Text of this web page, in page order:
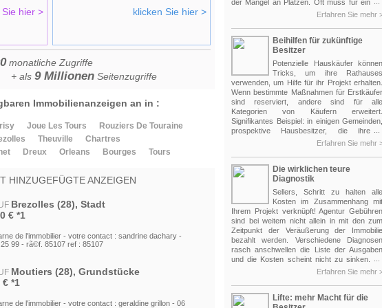
Sie hier > klicken Sie hier >
monatliche Zugriffe
+ als 9 Millionen Seitenzugriffe
Immobilienanzeigen an in :
Joue Les Tours
Rouziers De Touraine
Theuville
Chartres
Dreux Orleans Bourges Tours
HINZUGEFÜGTE ANZEIGEN
€ *1
Joue Les Tours (37), 3-Zimmer-
de l'immobilier - votre contact : corinne teissie - 06
02 - rã©f. 85230 ref : 85230
Allonnes (28), Stadt
€ *1
- rã©f. 85174 ref : 85174
Brezolles (28), Stadt
€ *1
de l'immobilier - votre contact : sandrine dachary -
99 - rã©f. 85107 ref : 85107
Moutiers (28), Grundstücke
€ *1
de l'immobilier - votre contact : geraldine grillon - 06
der Mangel an Plätzen. Oft muss für ein
paar Stellen zu regeln, schnell durch die
hinaus gibt es mehrere
Begrenzung der Anzahl der Insassen,
Spesen... Es ist besser, sorgfältig auswählen,
seine Ziele, um Ihren Urlaub, ohne sich
Gedanken über die Ruhe genießen!
Erfahren Sie mehr
Beihilfen für zukünftige
Besitzer
Potenzielle Hauskäufer können
Tricks, um ihre Rathauses
verwenden, um Hilfe für ihr Projekt erhalten.
Wenn bestimmte Maßnahmen für Erstkäufer
sind reserviert, andere sind für alle
Kategorien von Käufern erweitert.
Signifikantes Beispiel: in einigen Gemeinden,
prospektive Hausbesitzer, die ihre
Immobilie zu renovieren möchten Sie
der Unterzeichnung des
Weitere Maßnahmen dieser Art sollten in den
kommenden Monaten erstellt werden, nach
den Aussagen des Ministeriums für
Wohnungswesen. Ein ermutigendes Zeichen
für potentielle Käufer in Frankreich, oft von
Zweifeln vor dem Hintergrund aktuelle
Eigenschaft behaftet.
Erfahren Sie mehr
Die wirklichen teure
Diagnostik
Sellers, Schritt zu halten alle
Kosten im Zusammenhang mit
Ihrem Projekt verknüpft! Agentur Gebühren
sind bei weitem nicht allein in mit den zum
Zeitpunkt der Veräußerung der Immobilie
bezahlt werden. Verschiedene Diagnosen
rasch anschwellen die Liste der Ausgaben
und die Kosten scheint nicht zu sinken.
Deshalb ist es ratsam, Verkäufern ein Profi,
diagnostischen, insgesamt etwa
Zertifikate auf den Käufer im Vertrag
Erfahren Sie mehr
Lifte: mehr Macht für die